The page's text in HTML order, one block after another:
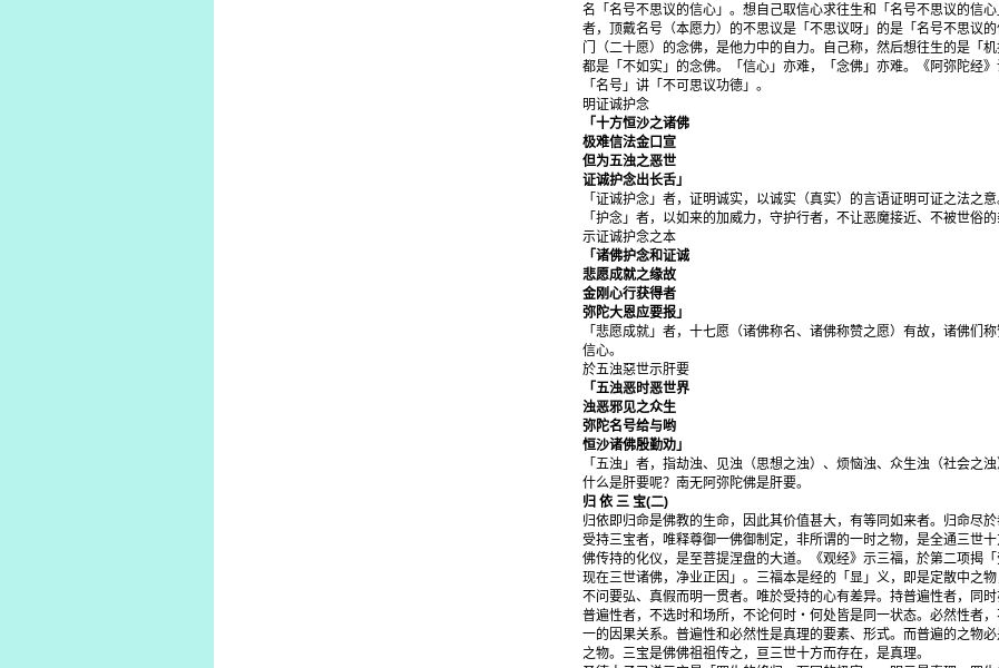
名「名号不思议的信心」。想自己取信心求往生和「名号不思议的信
者，顶戴名号（本愿力）的不思议是「不思议呀」的是「名号不思议
门（二十愿）的念佛，是他力中的自力。自己称，然后想往生的是「
都是「不如实」的念佛。「信心」亦难，「念佛」亦难。《阿弥陀经
「名号」讲「不可思议功德」。
明证诚护念
「十方恒沙之诸佛
极难信法金口宣
但为五浊之恶世
证诚护念出长舌」
「证诚护念」者，证明诚实，以诚实（真实）的言语证明可证之法之意
「护念」者，以如来的加威力，守护行者，不让恶魔接近、不被世俗的
示证诚护念之本
「诸佛护念和证诚
悲愿成就之缘故
金刚心行获得者
弥陀大恩应要报」
「悲愿成就」者，十七愿（诸佛称名、诸佛称赞之愿）有故，诸佛们
信心。
於五浊惡世示肝要
「五浊恶时恶世界
浊恶邪见之众生
弥陀名号给与哟
恒沙诸佛殷勤劝」
「五浊」者，指劫浊、见浊（思想之浊）、烦恼浊、众生浊（社会之
什么是肝要呢？南无阿弥陀佛是肝要。
归 依 三 宝(二)
归依即归命是佛教的生命，因此其价值甚大，有等同如来者。归命尽於
受持三宝者，唯释尊御一佛御制定，非所谓的一时之物，是全通三世
佛传持的化仪，是至菩提涅盘的大道。《观经》示三福，於第二项揭
现在三世诸佛，净业正因」。三福本是经的「显」义，即是定散中之
不问要弘、真假而明一贯者。唯於受持的心有差异。持普遍性者，同时
普遍性者，不选时和场所，不论何时・何处皆是同一状态。必然性者
一的因果关系。普遍性和必然性是真理的要素、形式。而普遍的之物
之物。三宝是佛佛祖祖传之，亘三世十方而存在，是真理。